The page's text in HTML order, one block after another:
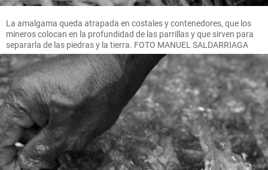
La amalgama queda atrapada en costales y contenedores, que los
mineros colocan en la profundidad de las parrillas y que sirven para
separarla de las piedras y la tierra. FOTO MANUEL SALDARRIAGA